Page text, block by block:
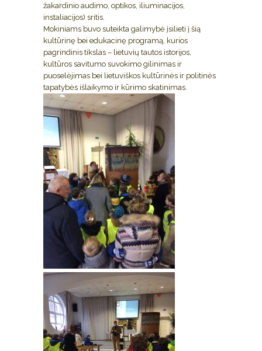
žakardinio audimo, optikos, iliuminacijos,
instaliacijos) sritis.
Mokiniams buvo suteikta galimybė įsilieti į šią
kultūrinę bei edukacinę programą, kurios
pagrindinis tikslas – lietuvių tautos istorijos,
kultūros savitumo suvokimo gilinimas ir
puoselėjimas bei lietuviškos kultūrinės ir politinės
tapatybės išlaikymo ir kūrimo skatinimas.